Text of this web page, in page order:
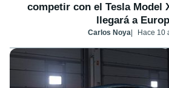
competir con el Tesla Model
llegará a
Carlos Noya Hace 10